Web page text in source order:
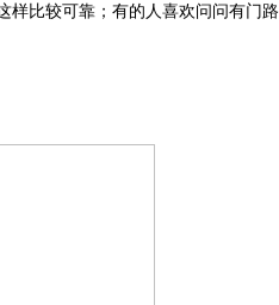
比较可靠；有的人喜欢问问有门